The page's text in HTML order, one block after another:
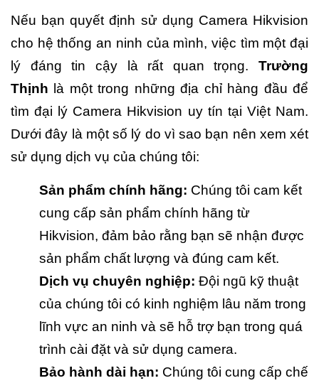
Nếu bạn quyết định sử dụng Camera Hikvision
cho hệ thống an ninh của mình, việc tìm một đại
lý đáng tin cậy là rất quan trọng. Trường
Thịnh là một trong những địa chỉ hàng đầu để
tìm đại lý Camera Hikvision uy tín tại Việt Nam.
Dưới đây là một số lý do vì sao bạn nên xem xét
sử dụng dịch vụ của chúng tôi:
Sản phẩm chính hãng: Chúng tôi cam kết
cung cấp sản phẩm chính hãng từ
Hikvision, đảm bảo rằng bạn sẽ nhận được
sản phẩm chất lượng và đúng cam kết.
Dịch vụ chuyên nghiệp: Đội ngũ kỹ thuật
của chúng tôi có kinh nghiệm lâu năm trong
lĩnh vực an ninh và sẽ hỗ trợ bạn trong quá
trình cài đặt và sử dụng camera.
Bảo hành dài hạn: Chúng tôi cung cấp chế